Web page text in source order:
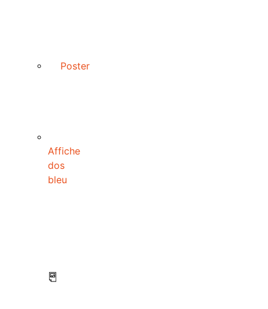
Poster
Affiche
dos
bleu